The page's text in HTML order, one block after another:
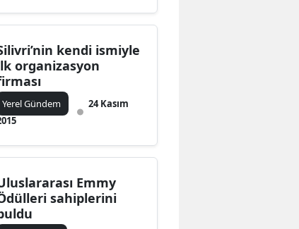
kendi ismiyle
organizasyon
Yerel Gündem
24 Kasım
Emmy
sahiplerini